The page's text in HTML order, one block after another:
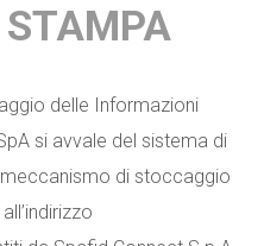
delle Informazioni
si avvale del sistema di
di stoccaggio